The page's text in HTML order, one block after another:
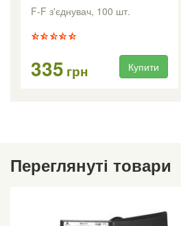
F-F з'єднувач, 100 шт.
335 грн Купити
Переглянуті товари